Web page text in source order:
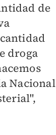
de
droga
Nacional